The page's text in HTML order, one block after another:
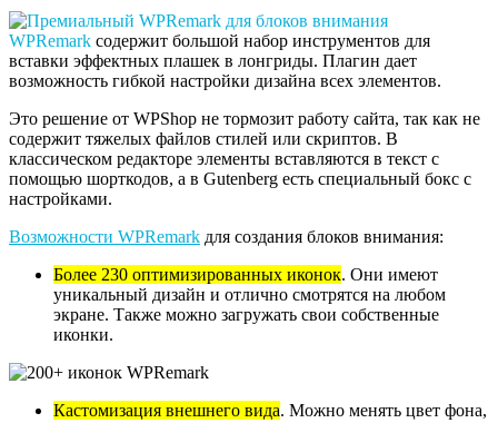
WPRemark содержит большой набор инструментов для
вставки эффектных плашек в лонгриды. Плагин дает
возможность гибкой настройки дизайна всех элементов.
Это решение от WPShop не тормозит работу сайта, так как не
содержит тяжелых файлов стилей или скриптов. В
классическом редакторе элементы вставляются в текст с
помощью шорткодов, а в Gutenberg есть специальный бокс с
настройками.
Возможности WPRemark для создания блоков внимания:
Более 230 оптимизированных иконок. Они имеют
уникальный дизайн и отлично смотрятся на любом
экране. Также можно загружать свои собственные
иконки.
Кастомизация внешнего вида. Можно менять цвет фона,